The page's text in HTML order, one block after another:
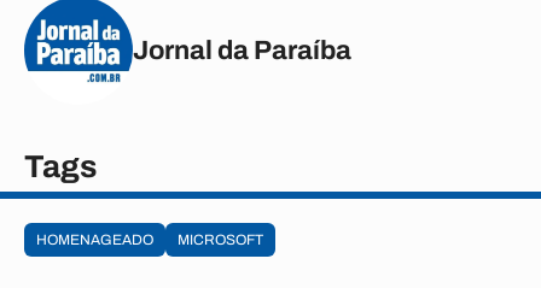
Jornal da Paraíba
Tags
HOMENAGEADO MICROSOFT